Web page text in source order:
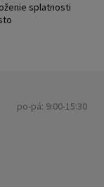
splatnosti
po-pá: 9:00-15:30